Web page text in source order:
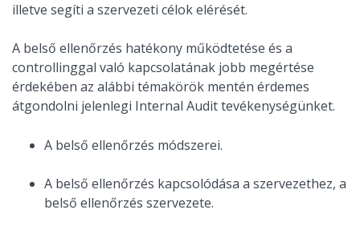
illetve segíti a szervezeti célok elérését.
A belső ellenőrzés hatékony működtetése és a
controllinggal való kapcsolatának jobb megértése
érdekében az alábbi témakörök mentén érdemes
átgondolni jelenlegi Internal Audit tevékenységünket.
A belső ellenőrzés módszerei.
A belső ellenőrzés kapcsolódása a szervezethez, a
belső ellenőrzés szervezete.